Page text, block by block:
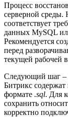
Процесс
серверной среды.
соответствует
данных MySQL
Рекомендуется
перед
текущей рабочей
Следующий шаг –
Битрикс содержат
формате .sql. Для
сохранить
корректно